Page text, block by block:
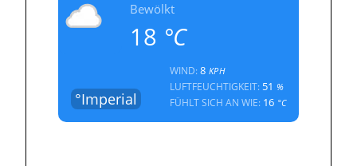
Bewölkt
18 °C
°Imperial
WIND:8 KPH
LUFTFEUCHTIGKEIT: 51 %
FÜHLT SICH AN WIE: 16 °C